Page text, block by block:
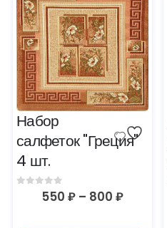
Набор
салфеток "Греция"
4 шт.
out of 5
550 ₽ – 800 ₽